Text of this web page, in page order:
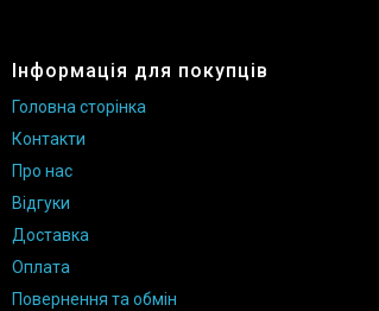
Інформація для покупців
Головна сторінка
Контакти
Про нас
Відгуки
Доставка
Оплата
Повернення та обмін